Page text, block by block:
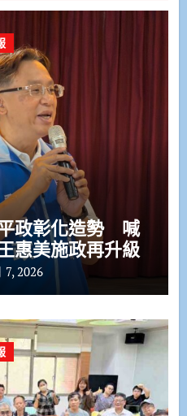
政彰化造勢 喊
惠美施政再升級
7, 2026